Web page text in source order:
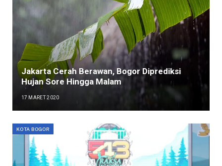
Jakarta Cerah Berawan, Bogor Diprediksi
Hujan Sore Hingga Malam
17 MARET 2020
KOTA BOGOR